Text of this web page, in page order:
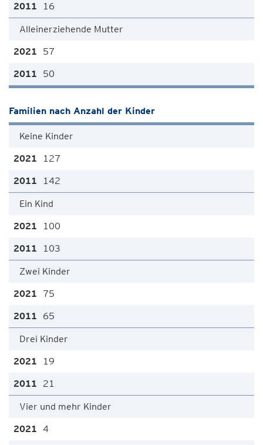
16
Alleinerziehende Mutter
57
50
Familien nach Anzahl der Kinder
Keine Kinder
127
142
Ein Kind
100
103
Zwei Kinder
75
65
Drei Kinder
19
21
Vier und mehr Kinder
4